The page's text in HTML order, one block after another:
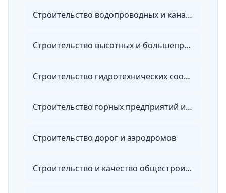
Строительство водопроводных и канализационных сетей и сооружений
Строительство высотных и большепролетных зданий и сооружений
Строительство гидротехнических сооружений повышенной ответственности
Строительство горных предприятий и подземных сооружений
Строительство дорог и аэродромов
Строительство и качество общестроительных работ